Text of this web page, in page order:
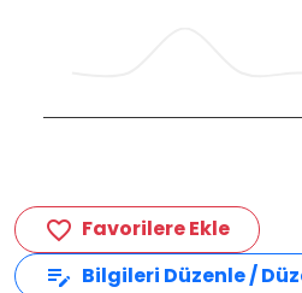
favorite_border Favorilere Ekle
edit_note Bilgileri Düzenle /